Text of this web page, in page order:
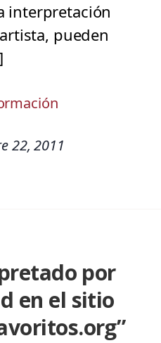
interpretación
pueden
22, 2011
por
en el sitio